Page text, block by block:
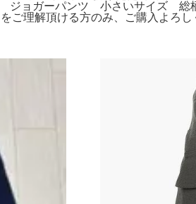
ジョガーパンツ 小さいサイズ
理解頂ける方のみ、ご購入よろし